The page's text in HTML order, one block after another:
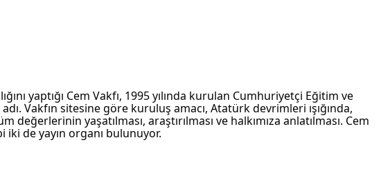
yaptığı Cem Vakfı, 1995 yılında kurulan Cumhuriyetçi Eğitim ve
adı. Vakfın sitesine göre kuruluş amacı, Atatürk devrimleri ışığında,
değerlerinin yaşatılması, araştırılması ve halkımıza anlatılması. Cem
iki de yayın organı bulunuyor.